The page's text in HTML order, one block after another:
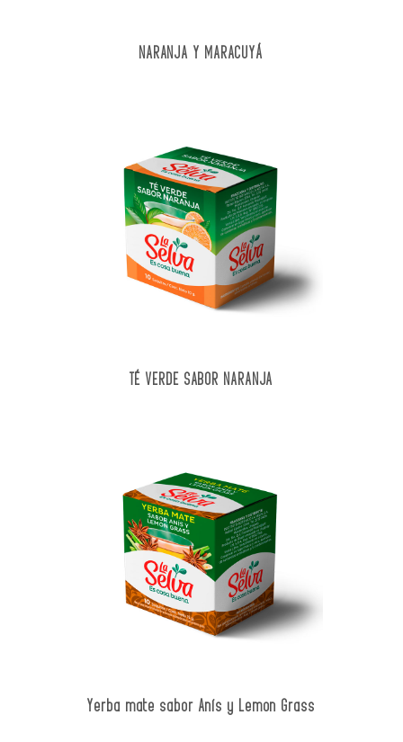
NARANJA Y MARACUYÁ
TÉ VERDE SABOR NARANJA
Yerba mate sabor Anís y Lemon Grass